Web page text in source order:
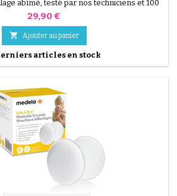
abîmé, testé par nos techniciens et 100
des nuits paisibles à toute la famille avec la
au "lit de grand" grâce à son système de
StandSafe qui empêche...
Prix
29,90 €
 Ajouter au panier
articles en stock